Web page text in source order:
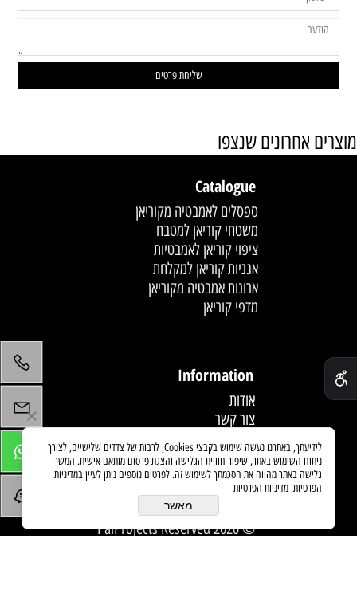
מוצרים אחרונים שנצפו
Catalogue
ספסלים לאמבטיה מקוריאן
משטחי קוריאן למטבח
ציפוי קוריאן לאמבטיות
אגניות קוריאן למקלחת
ארונות אמבטיה מקוריאן
מדפי קוריאן
Information
אודות
צור קשר
מדיניות משלוחים
מאמרים
© 2020 PaiProjects Reserved
לידיעתך, באתרנו נעשה שימוש בקבצי Cookies, לרבות של צדדים שלישיים, לצורך
ניתוח השימוש באתר, שיפור חוויית הגלישה והצגת פרסום מותאם אישית. המשך
גלישה באתר מהווה את הסכמתך לשימוש זה. לפרטים נוספים ניתן לעיין במדיניות
הפרטיות. מדיניות הפרטיות
מאשר